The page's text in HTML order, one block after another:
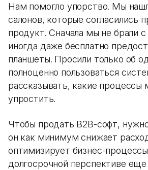
Нам помогло упорство. Мы
салонов, которые согласились
продукт. Сначала мы не брали с
иногда даже бесплатно
планшеты. Просили только об
полноценно пользоваться
рассказывать, какие
упростить.
Чтобы продать B2B-софт,
он как минимум снижает
оптимизирует бизнес-
долгосрочной перспективе